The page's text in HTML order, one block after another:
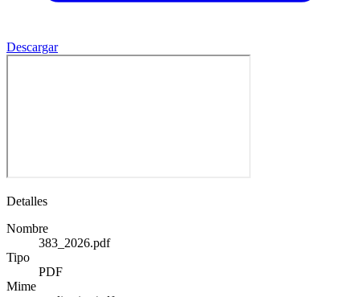
Descargar
Detalles
Nombre
383_2026.pdf
Tipo
PDF
Mime